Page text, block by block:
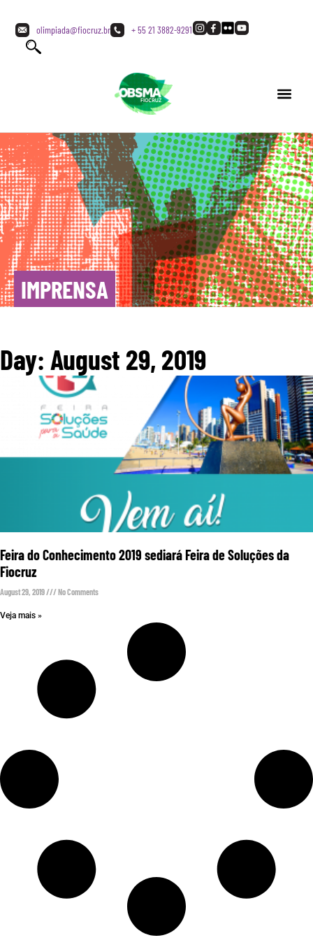
olimpiada@fiocruz.br + 55 21 3882-9291
IMPRENSA
Day: August 29, 2019
Feira do Conhecimento 2019 sediará Feira de Soluções da
Fiocruz
August 29, 2019 No Comments
Veja mais »